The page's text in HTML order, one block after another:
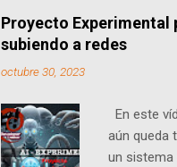
Proyecto Experimental
subiendo a redes
octubre 30, 2023
En este
aún queda
un sistema